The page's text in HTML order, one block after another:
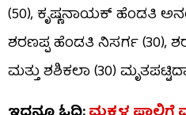
(50), ಕೃಷ್ಣನಾಯಕ್ ಹೆಂಡತಿ
ಶರಣಪ್ಪ ಹೆಂಡತಿ ನಿಸರ್ಗ (30),
ಮತ್ತು ಶಶಿಕಲಾ (30)